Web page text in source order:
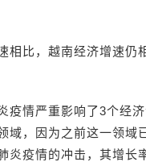
相比，越南经济增速仍
疫情严重影响了3个经
域，因为之前这一领域
疫情的冲击，其增长